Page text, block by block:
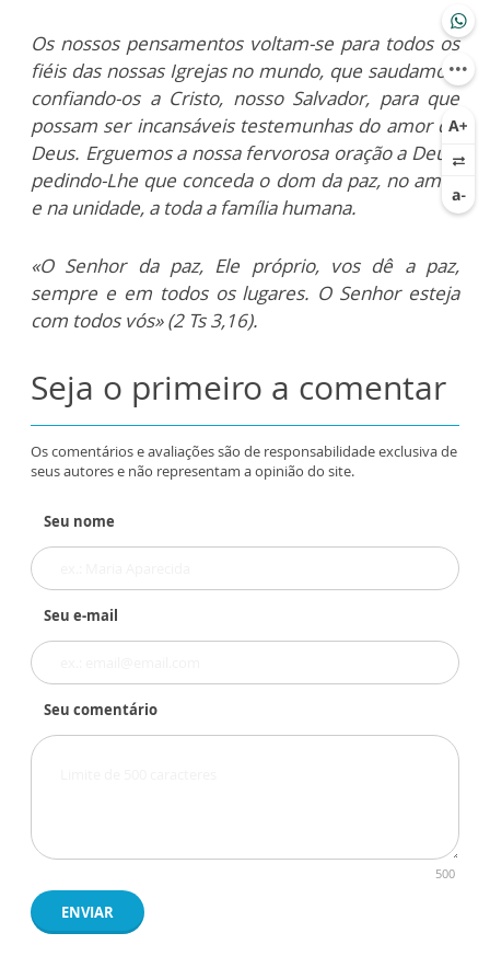
Os nossos pensamentos voltam-se para todos os
fiéis das nossas Igrejas no mundo, que saudamos,
confiando-os a Cristo, nosso Salvador, para que
possam ser incansáveis testemunhas do amor de
Deus. Erguemos a nossa fervorosa oração a Deus,
pedindo-Lhe que conceda o dom da paz, no amor
e na unidade, a toda a família humana.
«O Senhor da paz, Ele próprio, vos dê a paz,
sempre e em todos os lugares. O Senhor esteja
com todos vós» (2 Ts 3,16).
Seja o primeiro a comentar
Os comentários e avaliações são de responsabilidade exclusiva de
seus autores e não representam a opinião do site.
Seu nome
Seu e-mail
Seu comentário
500
ENVIAR